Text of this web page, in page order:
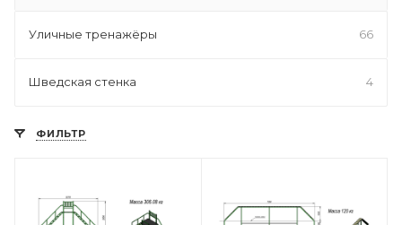
Уличные тренажёры 66
Шведская стенка 4
ФИЛЬТР